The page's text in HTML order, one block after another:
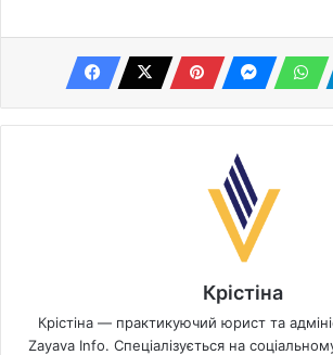
Крістіна
Крістіна — практикуючий юрист та
Zayava Info. Спеціалізується на